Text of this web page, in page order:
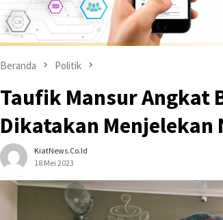
Beranda Politik
Taufik Mansur Angkat
Dikatakan Menjelekan
KiatNews.co.id
18 Mei 2023